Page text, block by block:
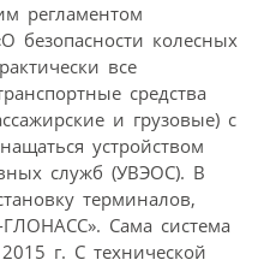
регламентом
безопасности колесных
все
средства
и грузовые) с
устройством
служб (УВЭОС). В
терминалов,
Сама система
г. С технической